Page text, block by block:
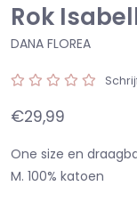
Rok
DANA FLOREA
€29,99
One size en
M. 100% katoen